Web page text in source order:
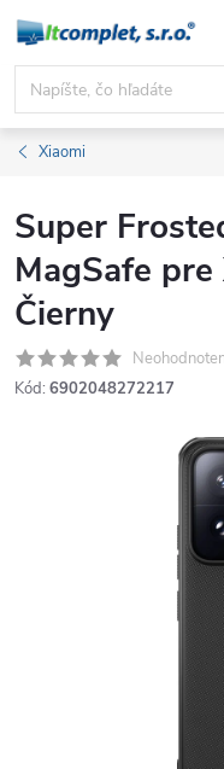
Prejsť
obsah
Xiaomi
Super
MagSafe
Čierny
Kód: 6902048272217